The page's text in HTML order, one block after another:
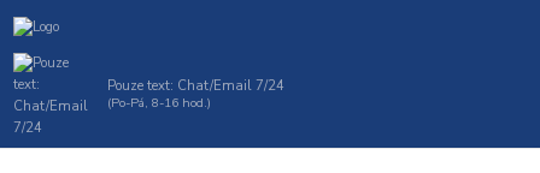
Pouze text: Chat/Email 7/24
(Po-Pá, 8-16 hod.)